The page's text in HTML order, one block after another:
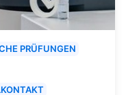
PRÜFUNGEN